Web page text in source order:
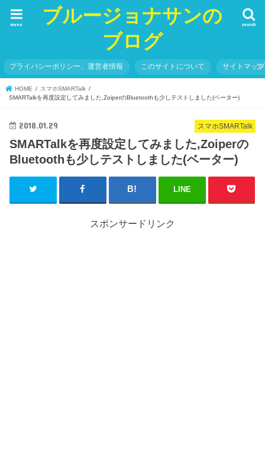
ブルージョナサンの
ブログ
search
menu
プライバシーポリシー、運営者情報 このサイトについて サイトマップ
HOME
スマホSMARTalk
SMARTalkを再度設定してみました,ZoiperのBluetoothも少しテストしました(ベーター)
スマホSMARTalk
2018.01.29
SMARTalkを再度設定してみました,Zoiperの
Bluetoothも少しテストしました(ベーター)
LINE
スポンサードリンク